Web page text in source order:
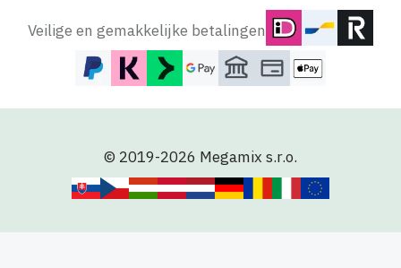
Veilige en gemakkelijke betalingen
© 2019-2026 Megamix s.r.o.